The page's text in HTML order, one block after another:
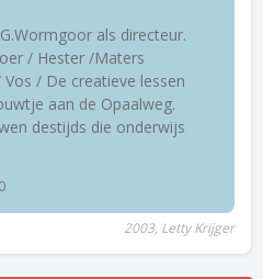
als directeur.
/ Hester /Maters
/ De creatieve lessen
aan de Opaalweg.
destijds die onderwijs
2003, Letty Krijger